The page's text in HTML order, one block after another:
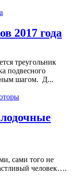
2017 года
треугольник
подвесного
шагом. Д...
сами того не
человек….